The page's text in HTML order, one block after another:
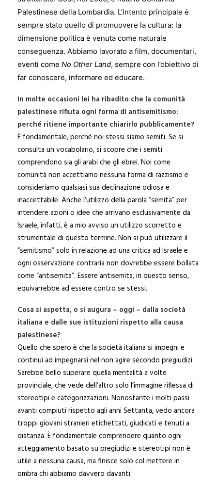
Palestinese della Lombardia. L’intento principale è
sempre stato quello di promuovere la cultura: la
dimensione politica è venuta come naturale
conseguenza. Abbiamo lavorato a film, documentari,
eventi come No Other Land, sempre con l’obiettivo di
far conoscere, informare ed educare.
In molte occasioni lei ha ribadito che la comunità
palestinese rifiuta ogni forma di antisemitismo:
perché ritiene importante chiarirlo pubblicamente?
È fondamentale, perché noi stessi siamo semiti. Se si
consulta un vocabolario, si scopre che i semiti
comprendono sia gli arabi che gli ebrei. Noi come
comunità non accettiamo nessuna forma di razzismo e
consideriamo qualsiasi sua declinazione odiosa e
inaccettabile. Anche l’utilizzo della parola “semita” per
intendere azioni o idee che arrivano esclusivamente da
Israele, infatti, è a mio avviso un utilizzo scorretto e
strumentale di questo termine. Non si può utilizzare il
“semitismo” solo in relazione ad una critica ad Israele e
ogni osservazione contraria non dovrebbe essere bollata
come “antisemita”. Essere antisemita, in questo senso,
equivarrebbe ad essere contro se stessi.
Cosa si aspetta, o si augura – oggi – dalla società
italiana e dalle sue istituzioni rispetto alla causa
palestinese?
Quello che spero è che la società italiana si impegni e
continui ad impegnarsi nel non agire secondo pregiudizi.
Sarebbe bello superare quella mentalità a volte
provinciale, che vede dell’altro solo l’immagine riflessa di
stereotipi e categorizzazioni. Nonostante i molti passi
avanti compiuti rispetto agli anni Settanta, vedo ancora
troppi giovani stranieri etichettati, giudicati e tenuti a
distanza. È fondamentale comprendere quanto ogni
atteggiamento basato su pregiudizi e stereotipi non è
utile a nessuna causa, ma finisce solo col mettere in
ombra chi abbiamo davvero davanti.